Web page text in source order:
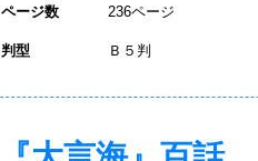
ページ数 236ページ
判型 Ｂ５判